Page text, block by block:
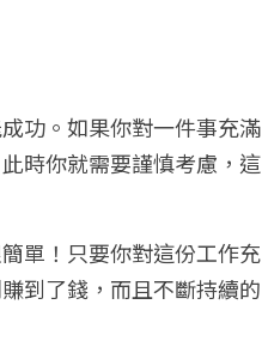
功。如果你對一件事充滿
時你就需要謹慎考慮，這
單！只要你對這份工作充
到了錢，而且不斷持續的